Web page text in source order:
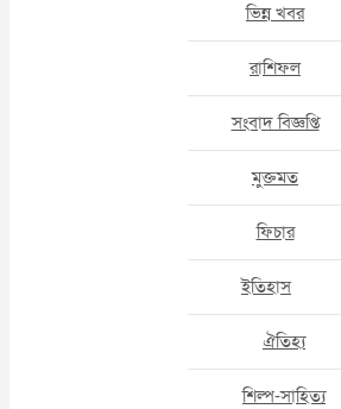
ভিন্ন খবর
রাশিফল
সংবাদ বিজ্ঞপ্তি
মুক্তমত
ফিচার
ইতিহাস
ঐতিহ্য
শিল্প-সাহিত্য